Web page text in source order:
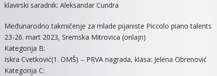
klavirski saradnik: Aleksandar Cundra
Međunarodno takmičenje za mlade pijaniste Piccolo piano talents
23-26. mart 2023, Sremska Mitrovica (onlajn)
Kategorija B:
Iskra Cvetković(1. OMŠ) – PRVA nagrada, klasa: Jelena Obrenović
Kategorija C: